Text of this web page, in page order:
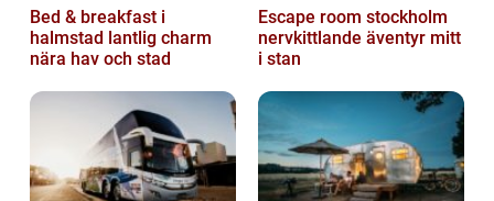
Bed & breakfast i
halmstad lantlig charm
nära hav och stad
Escape room stockholm
nervkittlande äventyr mitt
i stan